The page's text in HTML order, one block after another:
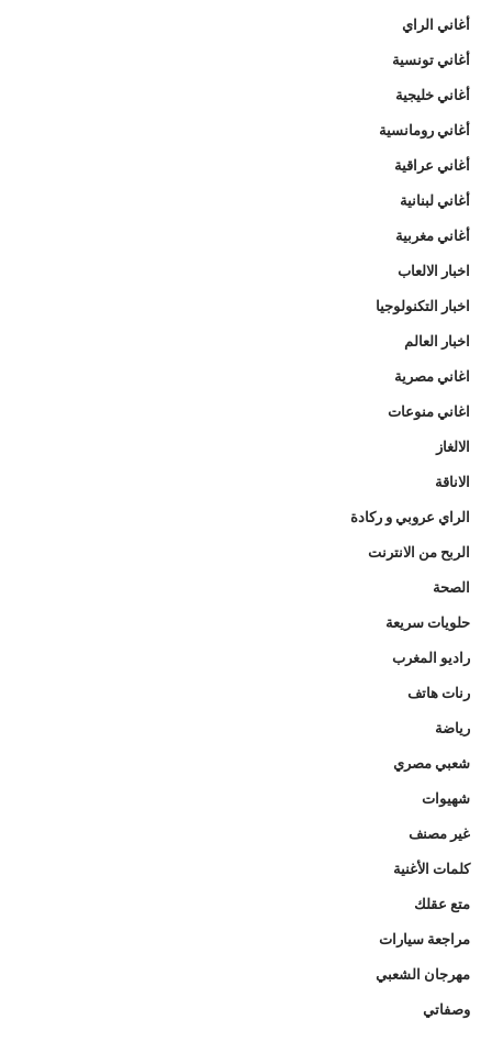
أغاني الراي
أغاني تونسية
أغاني خليجية
أغاني رومانسية
أغاني عراقية
أغاني لبنانية
أغاني مغربية
اخبار الالعاب
اخبار التكنولوجيا
اخبار العالم
اغاني مصرية
اغاني منوعات
الالغاز
الاناقة
الراي عروبي و ركادة
الربح من الانترنت
الصحة
حلويات سريعة
راديو المغرب
رنات هاتف
رياضة
شعبي مصري
شهيوات
غير مصنف
كلمات الأغنية
متع عقلك
مراجعة سيارات
مهرجان الشعبي
وصفاتي